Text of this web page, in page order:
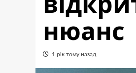
нюанс
1 рік тому назад